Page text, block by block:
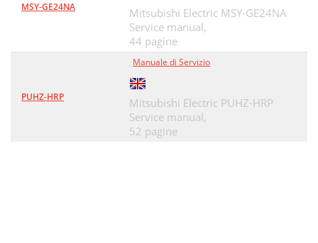
MSY-GE24NA
Mitsubishi Electric MSY-GE24NA
Service manual,
44 pagine
PUHZ-HRP
Manuale di Servizio
Mitsubishi Electric PUHZ-HRP
Service manual,
52 pagine